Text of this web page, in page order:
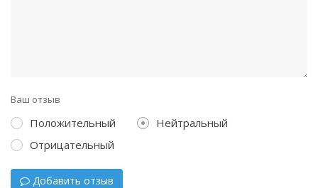
Ваш отзыв
Положительный
Нейтральный
Отрицательный
Добавить отзыв